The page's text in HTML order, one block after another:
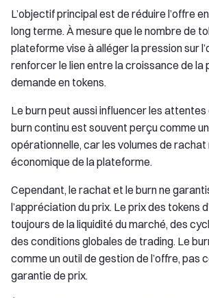
L’objectif principal est de réduire l’offre
long terme. À mesure que le nombre de
plateforme vise à alléger la pression sur
renforcer le lien entre la croissance de la
demande en tokens.
Le burn peut aussi influencer les attentes
burn continu est souvent perçu comme
opérationnelle, car les volumes de
économique de la plateforme.
Cependant, le rachat et le burn ne
l’appréciation du prix. Le prix des tokens
toujours de la liquidité du marché, des
des conditions globales de trading. Le
comme un outil de gestion de l’offre, pas
garantie de prix.